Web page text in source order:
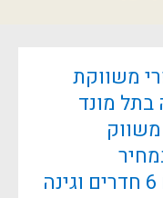
משווקת
בתל מונד